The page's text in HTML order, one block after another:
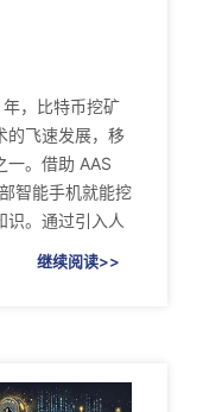
，比特币挖矿
的飞速发展，移
一。借助 AAS
智能手机就能挖
识。通过引入人
继续阅读>>